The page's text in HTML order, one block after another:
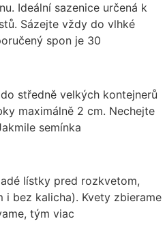
Ideální sazenice určená k
Sázejte vždy do vlhké
spon je 30
středně velkých kontejnerů
maximálně 2 cm. Nechejte
semínka
lístky pred rozkvetom,
i bez kalicha). Kvety zbierame
tým viac